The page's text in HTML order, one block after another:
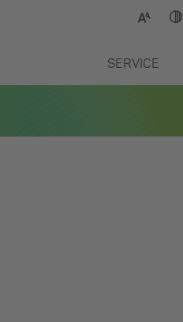
SERVICE